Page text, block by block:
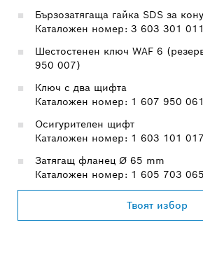
Бързозатягаща гайка SDS за
Каталожен номер: 3 603 301 011
Шестостенен ключ WAF 6
950 007)
Ключ с два щифта
Каталожен номер: 1 607 950 061
Осигурителен щифт
Каталожен номер: 1 603 101 017
Затягащ фланец Ø 65 mm
Каталожен номер: 1 605 703 065
Твоят избор